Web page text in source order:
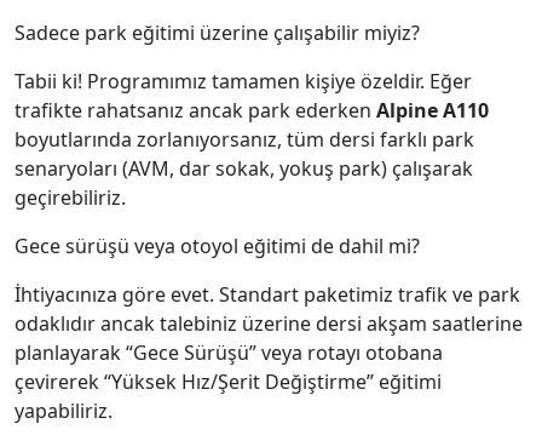
Sadece park eğitimi üzerine çalışabilir miyiz?
Tabii ki! Programımız tamamen kişiye özeldir. Eğer
trafikte rahatsanız ancak park ederken Alpine A110
boyutlarında zorlanıyorsanız, tüm dersi farklı park
senaryoları (AVM, dar sokak, yokuş park) çalışarak
geçirebiliriz.
Gece sürüşü veya otoyol eğitimi de dahil mi?
İhtiyacınıza göre evet. Standart paketimiz trafik ve park
odaklıdır ancak talebiniz üzerine dersi akşam saatlerine
planlayarak “Gece Sürüşü” veya rotayı otobana
çevirerek “Yüksek Hız/Şerit Değiştirme” eğitimi
yapabiliriz.